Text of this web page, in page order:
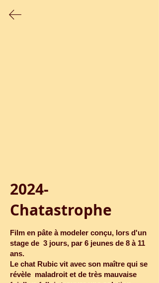
2024-
Chatastrophe
Film en pâte à modeler conçu, lors d'un
stage de  3 jours, par 6 jeunes de 8 à 11
ans.
Le chat Rubic vit avec son maître qui se
révèle  maladroit et de très mauvaise